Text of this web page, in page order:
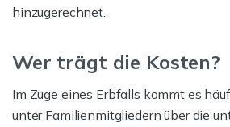
hinzugerechnet.
Wer trägt die Kosten?
Im Zuge eines Erbfalls kommt es
unter Familienmitgliedern über die